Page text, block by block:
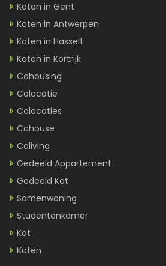
Koten in Gent
Koten in Antwerpen
Koten in Hasselt
Koten in Kortrijk
Cohousing
Colocatie
Colocaties
Cohouse
Coliving
Gedeeld Appartement
Gedeeld Kot
Samenwoning
Studentenkamer
Kot
Koten